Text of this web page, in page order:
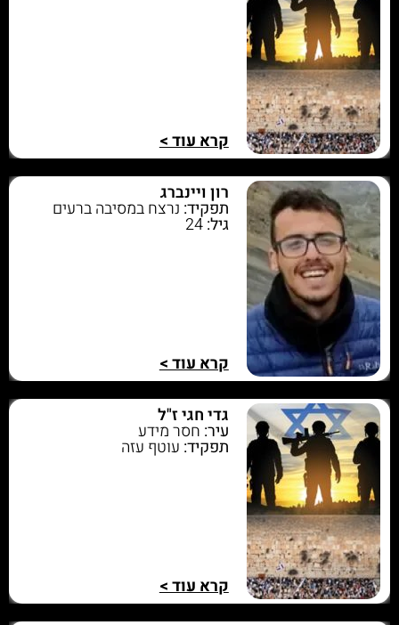
קרא עוד >
רון ויינברג
תפקיד: נרצח במסיבה ברעים
גיל:24
קרא עוד >
גדי חגי ז"ל
עיר: חסר מידע
תפקיד: עוטף עזה
קרא עוד >